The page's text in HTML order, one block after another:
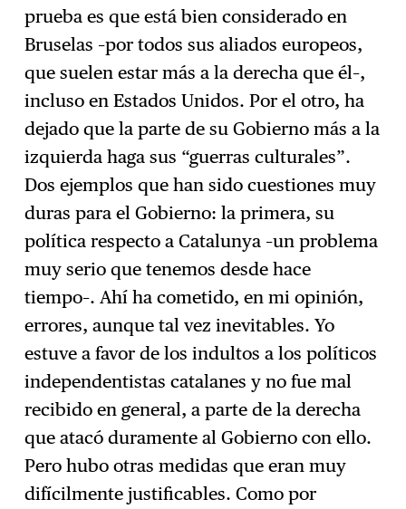
prueba es que está bien considerado en
Bruselas –por todos sus aliados europeos,
que suelen estar más a la derecha que él–,
incluso en Estados Unidos. Por el otro, ha
dejado que la parte de su Gobierno más a la
izquierda haga sus “guerras culturales”.
Dos ejemplos que han sido cuestiones muy
duras para el Gobierno: la primera, su
política respecto a Catalunya –un problema
muy serio que tenemos desde hace
tiempo–. Ahí ha cometido, en mi opinión,
errores, aunque tal vez inevitables. Yo
estuve a favor de los indultos a los políticos
independentistas catalanes y no fue mal
recibido en general, a parte de la derecha
que atacó duramente al Gobierno con ello.
Pero hubo otras medidas que eran muy
difícilmente justificables. Como por